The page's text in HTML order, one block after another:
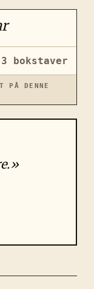
3 bokstaver
PÅ DENNE